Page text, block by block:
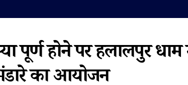
पूर्ण होने पर हलालपुर
का आयोजन